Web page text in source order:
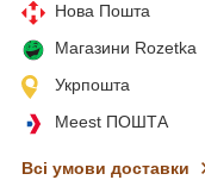
Нова Пошта
Магазини Rozetka
Укрпошта
Meest ПОШТА
Всі умови доставки